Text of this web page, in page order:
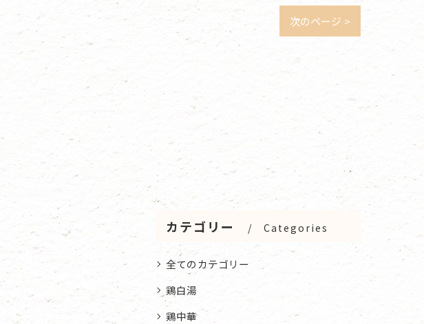
次のページ >
カテゴリー Categories
全てのカテゴリー
鶏白湯
鶏中華